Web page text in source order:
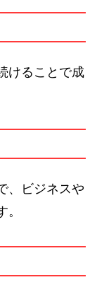
けることで成
、ビジネスや